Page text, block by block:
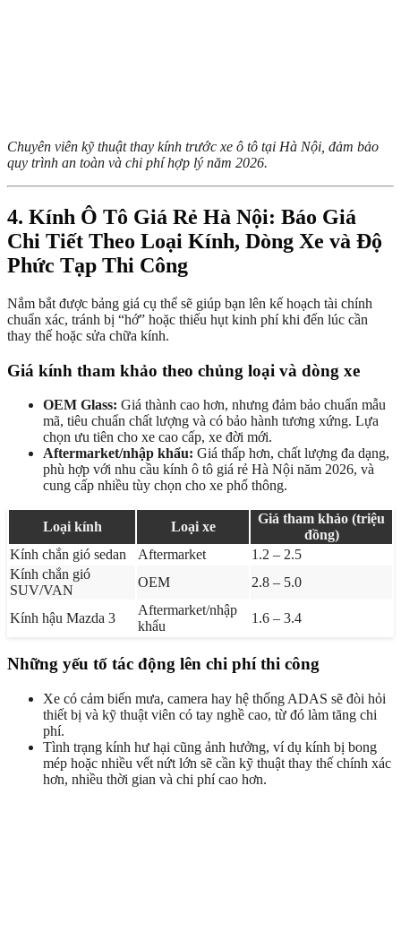
Chuyên viên kỹ thuật thay kính trước xe ô tô tại Hà Nội, đảm bảo
quy trình an toàn và chi phí hợp lý năm 2026.
4. Kính Ô Tô Giá Rẻ Hà Nội: Báo Giá
Chi Tiết Theo Loại Kính, Dòng Xe và Độ
Phức Tạp Thi Công
Nắm bắt được bảng giá cụ thể sẽ giúp bạn lên kế hoạch tài chính
chuẩn xác, tránh bị “hớ” hoặc thiếu hụt kinh phí khi đến lúc cần
thay thế hoặc sửa chữa kính.
Giá kính tham khảo theo chủng loại và dòng xe
OEM Glass: Giá thành cao hơn, nhưng đảm bảo chuẩn mẫu
mã, tiêu chuẩn chất lượng và có bảo hành tương xứng. Lựa
chọn ưu tiên cho xe cao cấp, xe đời mới.
Aftermarket/nhập khẩu: Giá thấp hơn, chất lượng đa dạng,
phù hợp với nhu cầu kính ô tô giá rẻ Hà Nội năm 2026, và
cung cấp nhiều tùy chọn cho xe phổ thông.
Loại kính Loại xe
Giá tham khảo (triệu
đồng)
Kính chắn gió sedan
Aftermarket
1.2 – 2.5
Kính chắn gió
SUV/VAN
OEM 2.8 – 5.0
Kính hậu Mazda 3
Aftermarket/nhập
khẩu
1.6 – 3.4
Những yếu tố tác động lên chi phí thi công
Xe có cảm biến mưa, camera hay hệ thống ADAS sẽ đòi hỏi
thiết bị và kỹ thuật viên có tay nghề cao, từ đó làm tăng chi
phí.
Tình trạng kính hư hại cũng ảnh hưởng, ví dụ kính bị bong
mép hoặc nhiều vết nứt lớn sẽ cần kỹ thuật thay thế chính xác
hơn, nhiều thời gian và chi phí cao hơn.